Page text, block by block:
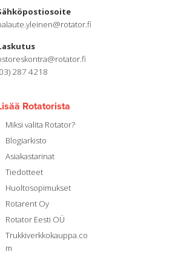
287 4218
Rotatorista
Miksi valita Rotator?
Blogiarkisto
Asiakastarinat
Tiedotteet
Huoltosopimukset
Rotarent Oy
Rotator Eesti OÜ
Trukkiverkkokauppa.co
m